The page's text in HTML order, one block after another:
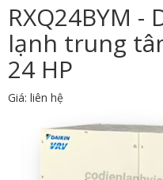
RXQ24BYM -
lạnh trung
24 HP
Giá: liên hệ